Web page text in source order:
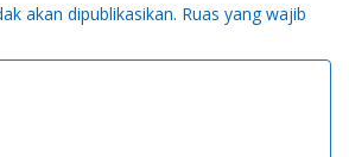
akan dipublikasikan. Ruas yang wajib